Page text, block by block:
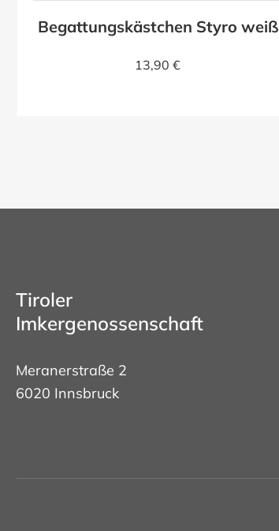
Begattungskästchen Styro weiß
13,90 €
Tiroler
Imkergenossenschaft
Meranerstraße 2
6020 Innsbruck